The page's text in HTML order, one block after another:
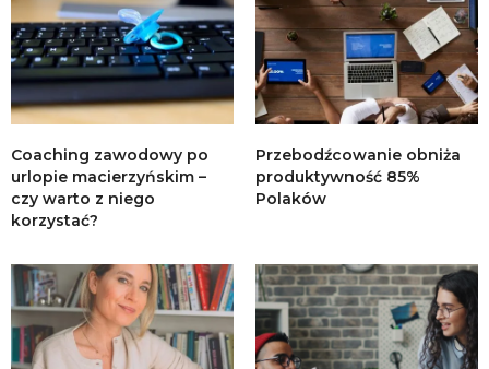
Coaching zawodowy po
urlopie macierzyńskim –
czy warto z niego
korzystać?
Przebodźcowanie obniża
produktywność 85%
Polaków